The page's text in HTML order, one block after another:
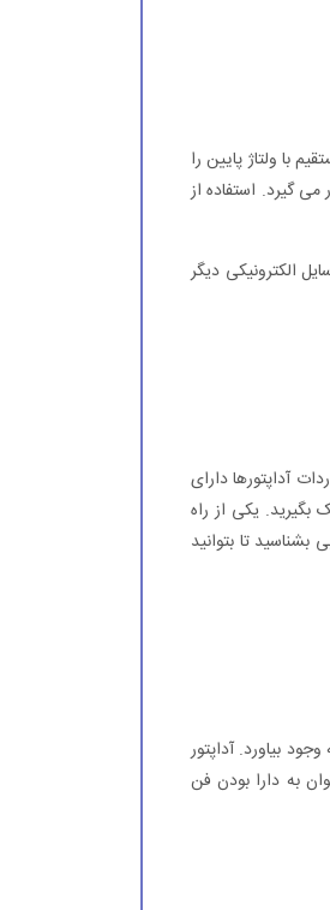
با ولتاژ پایین را
می گیرد. استفاده از
الکترونیکی دیگر
آداپتورها دارای
بگیرید. یکی از راه
تا بتوانید
بیاورد. آداپتور
به دارا بودن فن